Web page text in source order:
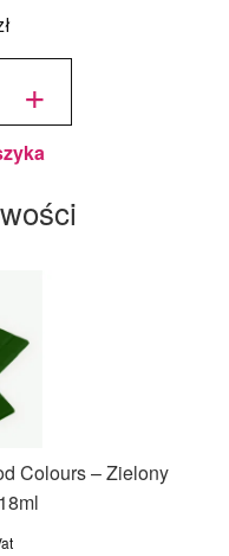
+
Colours – Zielony